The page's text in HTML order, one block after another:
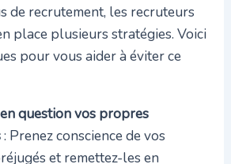
de recrutement, les recruteurs
place plusieurs stratégies. Voici
pour vous aider à éviter ce
question vos propres
: Prenez conscience de vos
et remettez-les en